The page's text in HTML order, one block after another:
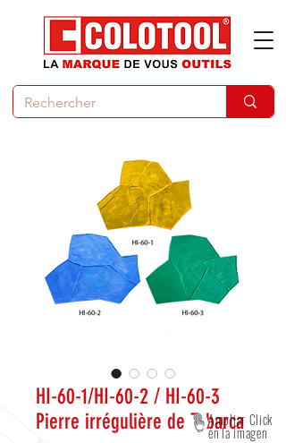
HI-60-1/HI-60-2 / HI-60-3
Pierre irrégulière de Tabarca
Ampliar Click
en la imagen